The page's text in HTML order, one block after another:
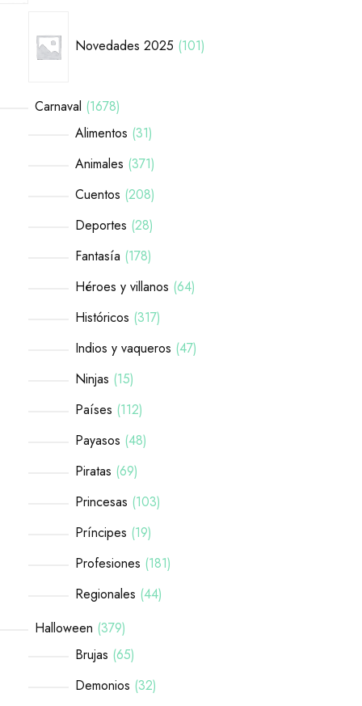
Novedades 2025 101
Carnaval 1678
Alimentos 31
Animales 371
Cuentos 208
Deportes 28
Fantasía 178
Héroes y villanos 64
Históricos 317
Indios y vaqueros 47
Ninjas 15
Países 112
Payasos 48
Piratas 69
Princesas 103
Príncipes 19
Profesiones 181
Regionales 44
Halloween 379
Brujas 65
Demonios 32